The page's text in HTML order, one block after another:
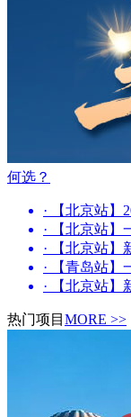
何选？
· 【北京站】
· 【北京站】
· 【北京站】
· 【青岛站】
· 【北京站】
热门项目 MORE >>